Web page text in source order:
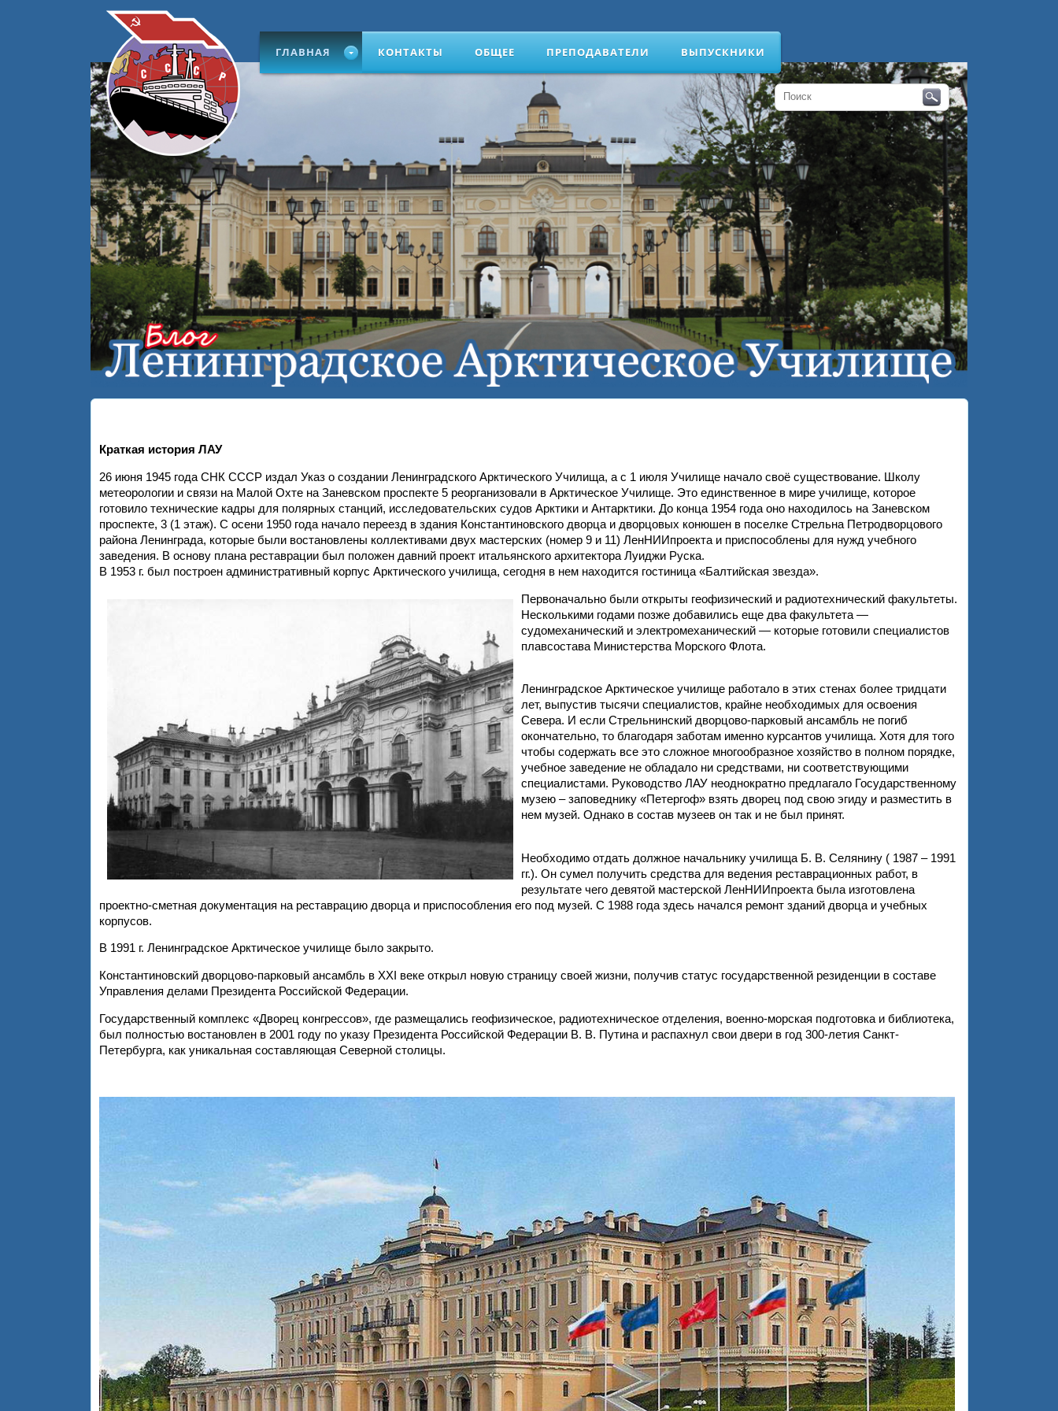
ГЛАВНАЯ КОНТАКТЫ ОБЩЕЕ ПРЕПОДАВАТЕЛИ ВЫПУСКНИКИ
Краткая история ЛАУ
26 июня 1945 года СНК СССР издал Указ о создании Ленинградского Арктического Училища, а с 1 июля Училище начало своё существование. Школу
метеорологии и связи на Малой Охте на Заневском проспекте 5 реорганизовали в Арктическое Училище. Это единственное в мире училище, которое
готовило технические кадры для полярных станций, исследовательских судов Арктики и Антарктики. До конца 1954 года оно находилось на Заневском
проспекте, 3 (1 этаж). С осени 1950 года начало переезд в здания Константиновского дворца и дворцовых конюшен в поселке Стрельна Петродворцового
района Ленинграда, которые были востановлены коллективами двух мастерских (номер 9 и 11) ЛенНИИпроекта и приспособлены для нужд учебного
заведения. В основу плана реставрации был положен давний проект итальянского архитектора Луиджи Руска.
В 1953 г. был построен административный корпус Арктического училища, сегодня в нем находится гостиница «Балтийская звезда».
Первоначально были открыты геофизический и радиотехнический факультеты.
Несколькими годами позже добавились еще два факультета —
судомеханический и электромеханический — которые готовили специалистов
плавсостава Министерства Морского Флота.
Ленинградское Арктическое училище работало в этих стенах более тридцати
лет, выпустив тысячи специалистов, крайне необходимых для освоения
Севера. И если Стрельнинский дворцово-парковый ансамбль не погиб
окончательно, то благодаря заботам именно курсантов училища. Хотя для того
чтобы содержать все это сложное многообразное хозяйство в полном порядке,
учебное заведение не обладало ни средствами, ни соответствующими
специалистами. Руководство ЛАУ неоднократно предлагало Государственному
музею – заповеднику «Петергоф» взять дворец под свою эгиду и разместить в
нем музей. Однако в состав музеев он так и не был принят.
Необходимо отдать должное начальнику училища Б. В. Селянину ( 1987 – 1991
гг.). Он сумел получить средства для ведения реставрационных работ, в
результате чего девятой мастерской ЛенНИИпроекта была изготовлена
проектно-сметная документация на реставрацию дворца и приспособления его под музей. С 1988 года здесь начался ремонт зданий дворца и учебных
корпусов.
В 1991 г. Ленинградское Арктическое училище было закрыто.
Константиновский дворцово-парковый ансамбль в XXI веке открыл новую страницу своей жизни, получив статус государственной резиденции в составе
Управления делами Президента Российской Федерации.
Государственный комплекс «Дворец конгрессов», где размещались геофизическое, радиотехническое отделения, военно-морская подготовка и библиотека,
был полностью востановлен в 2001 году по указу Президента Российской Федерации В. В. Путина и распахнул свои двери в год 300-летия Санкт-
Петербурга, как уникальная составляющая Северной столицы.